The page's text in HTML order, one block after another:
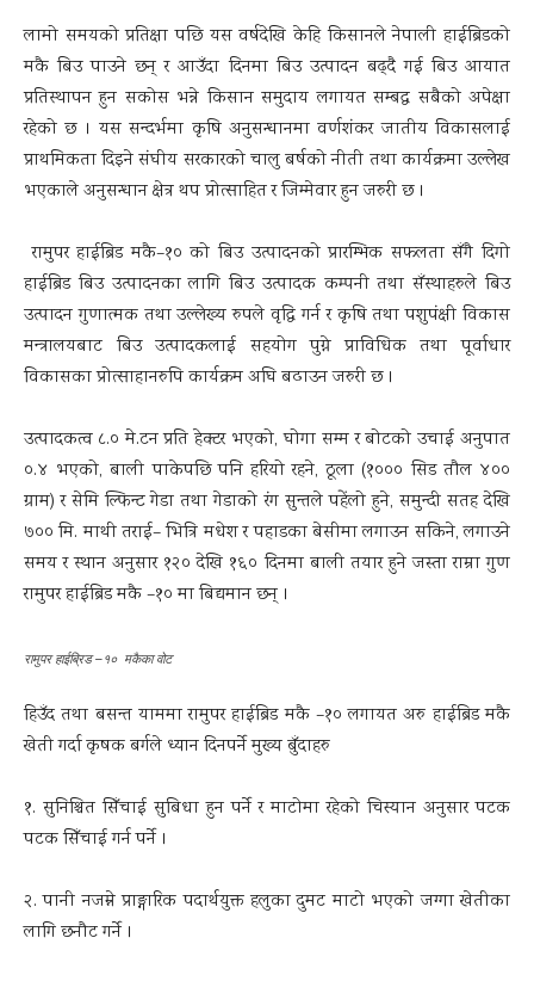
लामो समयको प्रतिक्षा पछि यस वर्षदेखि केहि किसानले नेपाली हाईब्रिडको
मकै बिउ पाउने छन् र आउँदा दिनमा बिउ उत्पादन बढ्दै गई बिउ आयात
प्रतिस्थापन हुन सकोस भन्ने किसान समुदाय लगायत सम्बद्ध सबैको अपेक्षा
रहेको छ । यस सन्दर्भमा कृषि अनुसन्धानमा वर्णशंकर जातीय विकासलाई
प्राथमिकता दिइने संघीय सरकारको चालु बर्षको नीती तथा कार्यक्रमा उल्लेख
भएकाले अनुसन्धान क्षेत्र थप प्रोत्साहित र जिम्मेवार हुन जरुरी छ ।
रामुपर हाईब्रिड मकै–१० को बिउ उत्पादनको प्रारम्भिक सफलता सँगै दिगो
हाईब्रिड बिउ उत्पादनका लागि बिउ उत्पादक कम्पनी तथा सँस्थाहरुले बिउ
उत्पादन गुणात्मक तथा उल्लेख्य रुपले वृद्धि गर्न र कृषि तथा पशुपंक्षी विकास
मन्त्रालयबाट बिउ उत्पादकलाई सहयोग पुग्ने प्राविधिक तथा पूर्वाधार
विकासका प्रोत्साहानरुपि कार्यक्रम अघि बढाउन जरुरी छ ।
उत्पादकत्व ८.० मे.टन प्रति हेक्टर भएको, घोगा सम्म र बोटको उचाई अनुपात
०.४ भएको, बाली पाकेपछि पनि हरियो रहने, ठूला (१००० सिड ताैल ४००
ग्राम) र सेमि ल्फिन्ट गेडा तथा गेडाको रंग सुन्तले पहेंलो हुने, समुन्दी सतह देखि
७०० मि. माथी तराई– भित्रि मधेश र पहाडका बेसीमा लगाउन सकिने, लगाउने
समय र स्थान अनुसार १२० देखि १६० दिनमा बाली तयार हुने जस्ता राम्रा गुण
रामुपर हाईब्रिड मकै –१० मा बिद्यमान छन् ।
रामुपर हाईब्रिड –१० मकैका वोट
हिउँद तथा बसन्त याममा रामुपर हाईब्रिड मकै –१० लगायत अरु हाईब्रिड मकै
खेती गर्दा कृषक बर्गले ध्यान दिनपर्ने मुख्य बुँदाहरु
१. सुनिश्चित सिँचाई सुबिधा हुन पर्ने र माटोमा रहेको चिस्यान अनुसार पटक
पटक सिँचाई गर्न पर्ने ।
२. पानी नजम्ने प्राङ्गारिक पदार्थयुक्त हलुका दुमट माटो भएको जग्गा खेतीका
लागि छनौट गर्ने ।